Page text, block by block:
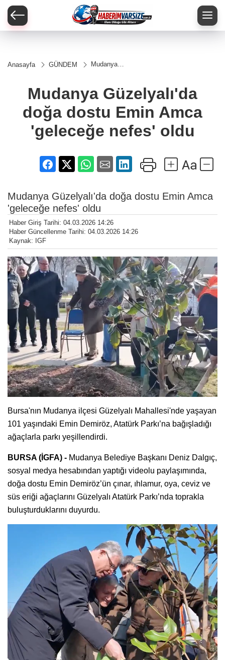
Anasayfa GÜNDEM
Mudanya
Emin Amca
'geleceğe
Mudanya Güzelyalı'da
doğa dostu Emin Amca
'geleceğe nefes' oldu
Mudanya Güzelyalı'da doğa dostu Emin Amca
'geleceğe nefes' oldu
Haber Giriş Tarihi: 04.03.2026 14:26
Haber Güncellenme Tarihi: 04.03.2026 14:26
Kaynak: IGF
Bursa'nın Mudanya ilçesi Güzelyalı Mahallesi'nde yaşayan
101 yaşındaki Emin Demiröz, Atatürk Parkı’na bağışladığı
ağaçlarla parkı yeşillendirdi.
BURSA (İGFA) - Mudanya Belediye Başkanı Deniz Dalgıç,
sosyal medya hesabından yaptığı videolu paylaşımında,
doğa dostu Emin Demiröz’ün çınar, ıhlamur, oya, ceviz ve
süs eriği ağaçlarını Güzelyalı Atatürk Parkı’nda toprakla
buluşturduklarını duyurdu.